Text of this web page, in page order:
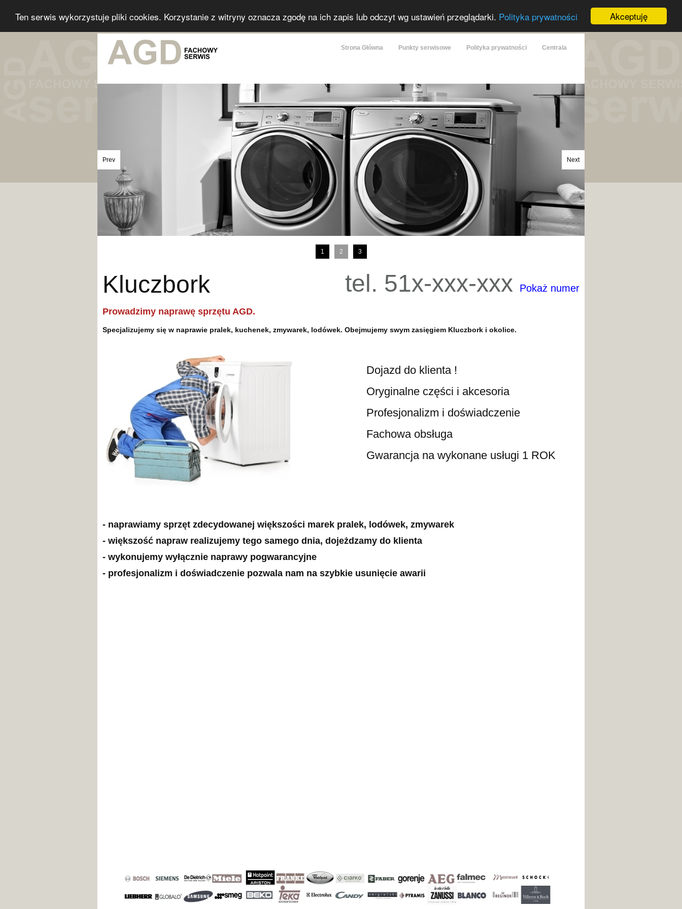
Akceptuję
Ten serwis wykorzystuje pliki cookies. Korzystanie z witryny oznacza zgodę na ich zapis lub odczyt wg ustawień przeglądarki. Polityka prywatności
Strona Główna Punkty serwisowe Polityka prywatności Centrala
Prev Next
1 2 3
Kluczbork tel. 51x-xxx-xxx Pokaż numer
Prowadzimy naprawę sprzętu AGD.
Specjalizujemy się w naprawie pralek, kuchenek, zmywarek, lodówek. Obejmujemy swym zasięgiem Kluczbork i okolice.
Dojazd do klienta !
Oryginalne części i akcesoria
Profesjonalizm i doświadczenie
Fachowa obsługa
Gwarancja na wykonane usługi 1 ROK
- naprawiamy sprzęt zdecydowanej większości marek pralek, lodówek, zmywarek
- większość napraw realizujemy tego samego dnia, dojeżdzamy do klienta
- wykonujemy wyłącznie naprawy pogwarancyjne
- profesjonalizm i doświadczenie pozwala nam na szybkie usunięcie awarii